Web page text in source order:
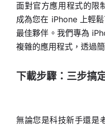
面對官方應用程式的限
成為您在 iPhone 上輕
最佳夥伴。我們專為
複雜的應用程式，透過
下載步驟：三步搞
無論您是科技新手還是